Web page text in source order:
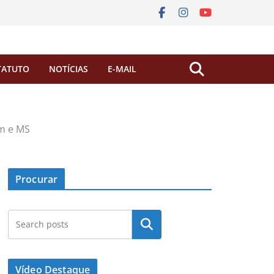
NOTÍCIAS E-MAIL
e MS
Procurar
Pesquisar
Vídeo Destaque